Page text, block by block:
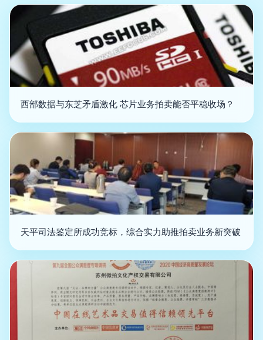
西部数据与东芝矛盾激化 芯片业务拍卖能否平稳收场？
天平司法鉴定所成功竞标，综合实力助推拍卖业务新突破